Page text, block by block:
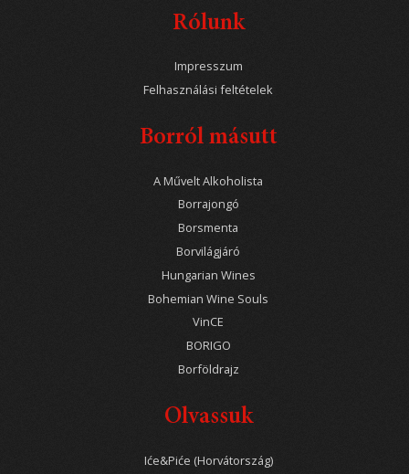
Rólunk
Impresszum
Felhasználási feltételek
Borról másutt
A Művelt Alkoholista
Borrajongó
Borsmenta
Borvilágjáró
Hungarian Wines
Bohemian Wine Souls
VinCE
BORIGO
Borföldrajz
Olvassuk
Iće&Piće (Horvátország)